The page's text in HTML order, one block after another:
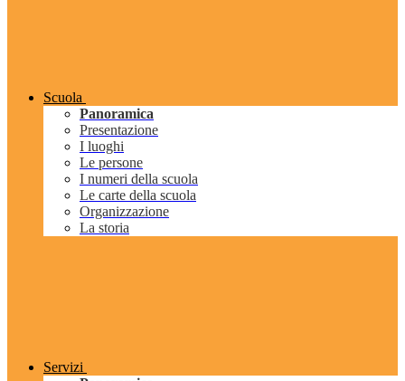
Scuola
Panoramica
Presentazione
I luoghi
Le persone
I numeri della scuola
Le carte della scuola
Organizzazione
La storia
Servizi